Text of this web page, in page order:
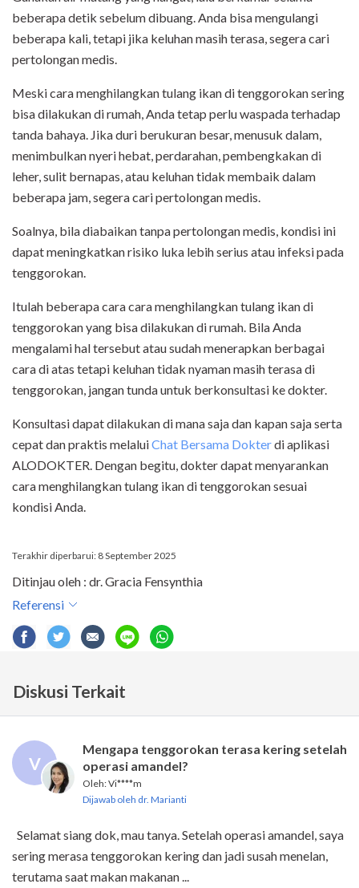
beberapa detik sebelum dibuang. Anda bisa mengulangi
beberapa kali, tetapi jika keluhan masih terasa, segera cari
pertolongan medis.
Meski cara menghilangkan tulang ikan di tenggorokan sering
bisa dilakukan di rumah, Anda tetap perlu waspada terhadap
tanda bahaya. Jika duri berukuran besar, menusuk dalam,
menimbulkan nyeri hebat, perdarahan, pembengkakan di
leher, sulit bernapas, atau keluhan tidak membaik dalam
beberapa jam, segera cari pertolongan medis.
Soalnya, bila diabaikan tanpa pertolongan medis, kondisi ini
dapat meningkatkan risiko luka lebih serius atau infeksi pada
tenggorokan.
Itulah beberapa cara cara menghilangkan tulang ikan di
tenggorokan yang bisa dilakukan di rumah. Bila Anda
mengalami hal tersebut atau sudah menerapkan berbagai
cara di atas tetapi keluhan tidak nyaman masih terasa di
tenggorokan, jangan tunda untuk berkonsultasi ke dokter.
Konsultasi dapat dilakukan di mana saja dan kapan saja serta
cepat dan praktis melaluiChat Bersama Dokterdi aplikasi
ALODOKTER. Dengan begitu, dokter dapat menyarankan
cara menghilangkan tulang ikan di tenggorokan sesuai
kondisi Anda.
Terakhir diperbarui: 8 September 2025